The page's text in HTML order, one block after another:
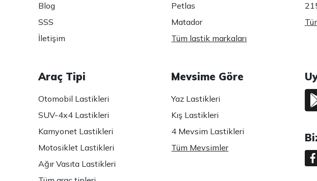
Blog
SSS
İletişim
Petlas
Matador
Tüm lastik markaları
Araç Tipi
Otomobil Lastikleri
SUV-4x4 Lastikleri
Kamyonet Lastikleri
Motosiklet Lastikleri
Ağır Vasıta Lastikleri
Mevsime Göre
Yaz Lastikleri
Kış Lastikleri
4 Mevsim Lastikleri
Tüm Mevsimler